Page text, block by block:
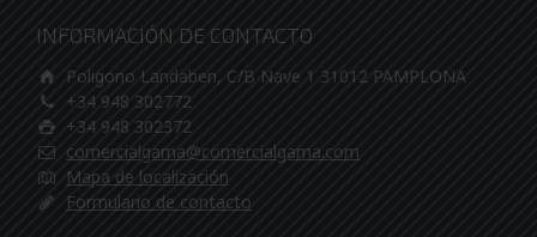
INFORMACIÓN DE CONTACTO
Poligono Landaben, C/B Nave 1 31012 PAMPLONA
+34 948 302772
+34 948 302372
comercialgama@comercialgama.com
Mapa de localización
Formulario de contacto